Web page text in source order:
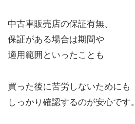
中古車販売店の保証有無、
保証がある場合は期間や
適用範囲といったことも
買った後に苦労しないためにも
しっかり確認するのが安心です。